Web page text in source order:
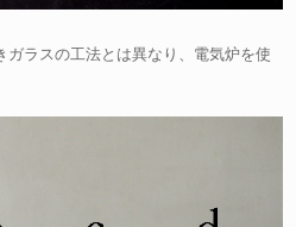
ガラスの工法とは異なり、電気炉を使